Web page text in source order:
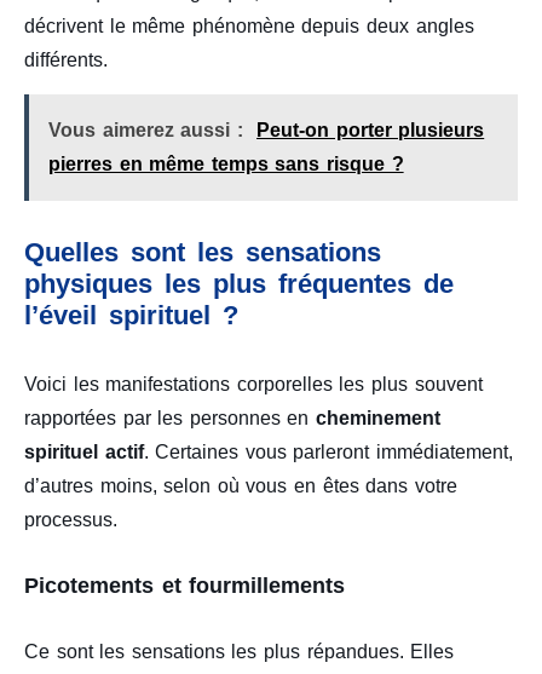
décrivent le même phénomène depuis deux angles
différents.
Vous aimerez aussi :
Peut-on porter plusieurs
pierres en même temps sans risque ?
Quelles sont les sensations
physiques les plus fréquentes de
l’éveil spirituel ?
Voici les manifestations corporelles les plus souvent
rapportées par les personnes encheminement
spirituel actif. Certaines vous parleront immédiatement,
d’autres moins, selon où vous en êtes dans votre
processus.
Picotements et fourmillements
Ce sont les sensations les plus répandues. Elles